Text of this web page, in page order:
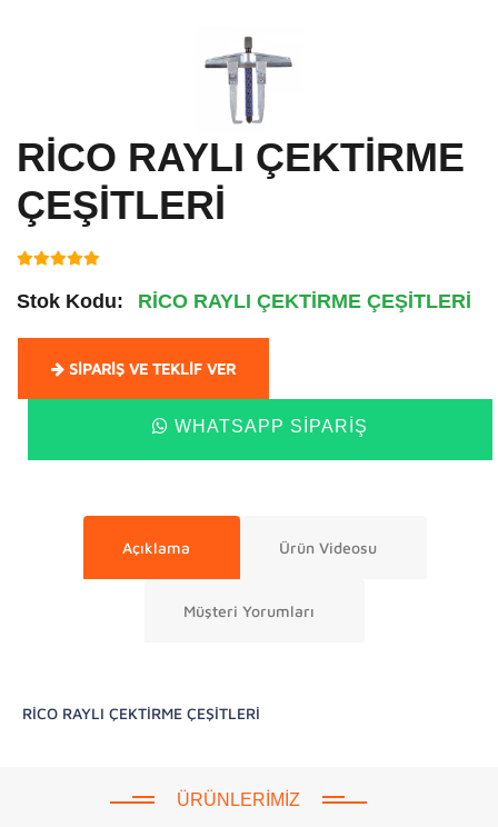
RİCO RAYLI ÇEKTİRME
ÇEŞİTLERİ
Stok Kodu: RİCO RAYLI ÇEKTİRME ÇEŞİTLERİ
SIPARIŞ VE TEKLIF VER
WHATSAPP SIPARIŞ
Açıklama Ürün Videosu
Müşteri Yorumları
RİCO RAYLI ÇEKTİRME ÇEŞİTLERİ
ÜRÜNLERIMIZ